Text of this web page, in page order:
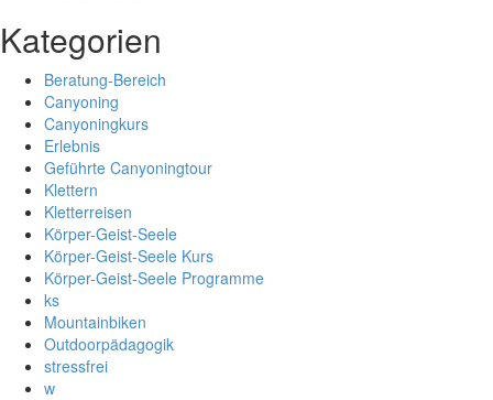
Kategorien
Beratung-Bereich
Canyoning
Canyoningkurs
Erlebnis
Geführte Canyoningtour
Klettern
Kletterreisen
Körper-Geist-Seele
Körper-Geist-Seele Kurs
Körper-Geist-Seele Programme
ks
Mountainbiken
Outdoorpädagogik
stressfrei
w